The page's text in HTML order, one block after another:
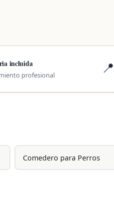
incluida
profesional 📍
Comedero para Perros